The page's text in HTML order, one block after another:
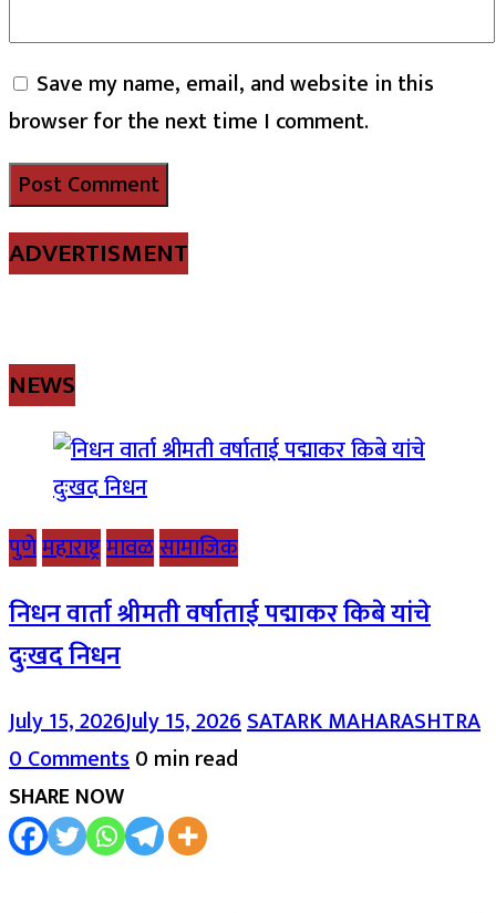
Save my name, email, and website in this
browser for the next time I comment.
ADVERTISMENT
NEWS
पुणेमहाराष्ट्रमावळसामाजिक
निधन वार्ता श्रीमती वर्षाताई पद्माकर किबे यांचे
दुःखद निधन
July 15, 2026July 15, 2026SATARK MAHARASHTRA
0 Comments0 min read
SHARE NOW